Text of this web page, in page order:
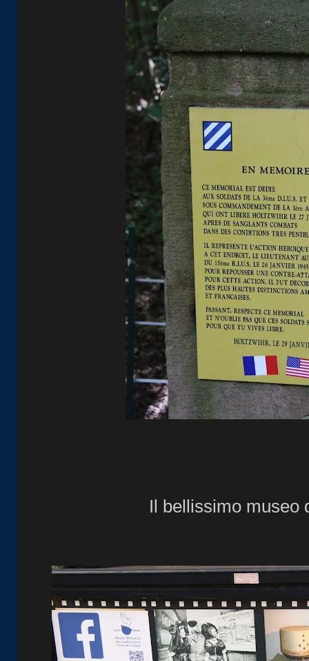
Il bellissimo museo